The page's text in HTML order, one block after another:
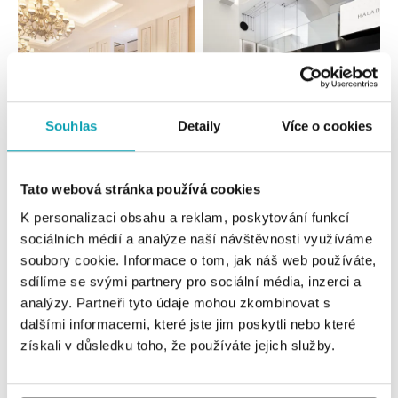
Souhlas Detaily Více o cookies
Tato webová stránka používá cookies
K personalizaci obsahu a reklam, poskytování funkcí
sociálních médií a analýze naší návštěvnosti využíváme
soubory cookie. Informace o tom, jak náš web používáte,
sdílíme se svými partnery pro sociální média, inzerci a
analýzy. Partneři tyto údaje mohou zkombinovat s
dalšími informacemi, které jste jim poskytli nebo které
získali v důsledku toho, že používáte jejich služby.
Všechny Česko Slovensko
HALADA Pařížská, Praha
Pařížská 7, 110 00 Praha 1
tel.: +420724986111
dnes otevřeno od 10:00
HALADA Na Příkopě, Praha
tel.: +420608028615